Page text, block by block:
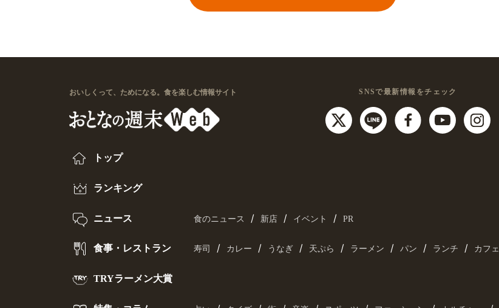
おいしくって、ためになる。食を楽しむ情報サイト
トップ
SNSで最新情報をチェック
ランキング
ニュース 食のニュース / 新店 / イベント / PR
食事・レストラン 寿司 / カレー / うなぎ / 天ぷら / ラーメン / パン / ランチ / カフェ
TRYラーメン大賞